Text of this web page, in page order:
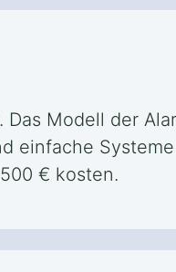
Modell der
einfache
€ kosten.